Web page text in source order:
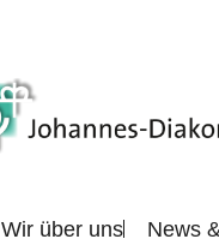
Wir über uns News